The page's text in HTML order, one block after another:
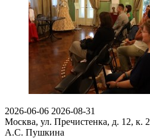
2026-06-06 2026-08-31
Москва, ул. Пречистенка, д. 12, к. 2
А.С. Пушкина